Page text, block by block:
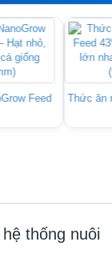
Feed
Thức ăn
thống nuôi